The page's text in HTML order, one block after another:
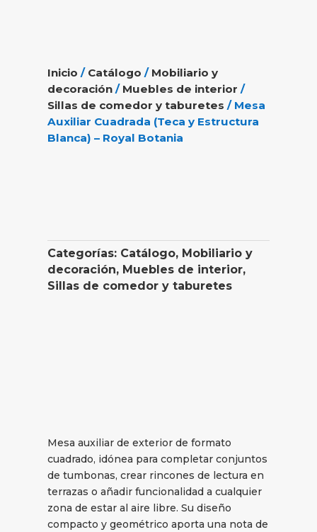
Inicio / Catálogo / Mobiliario y
decoración / Muebles de interior /
Sillas de comedor y taburetes / Mesa
Auxiliar Cuadrada (Teca y Estructura
Blanca) – Royal Botania
Categorías: Catálogo, Mobiliario y
decoración, Muebles de interior,
Sillas de comedor y taburetes
Mesa auxiliar de exterior de formato
cuadrado, idónea para completar conjuntos
de tumbonas, crear rincones de lectura en
terrazas o añadir funcionalidad a cualquier
zona de estar al aire libre. Su diseño
compacto y geométrico aporta una nota de